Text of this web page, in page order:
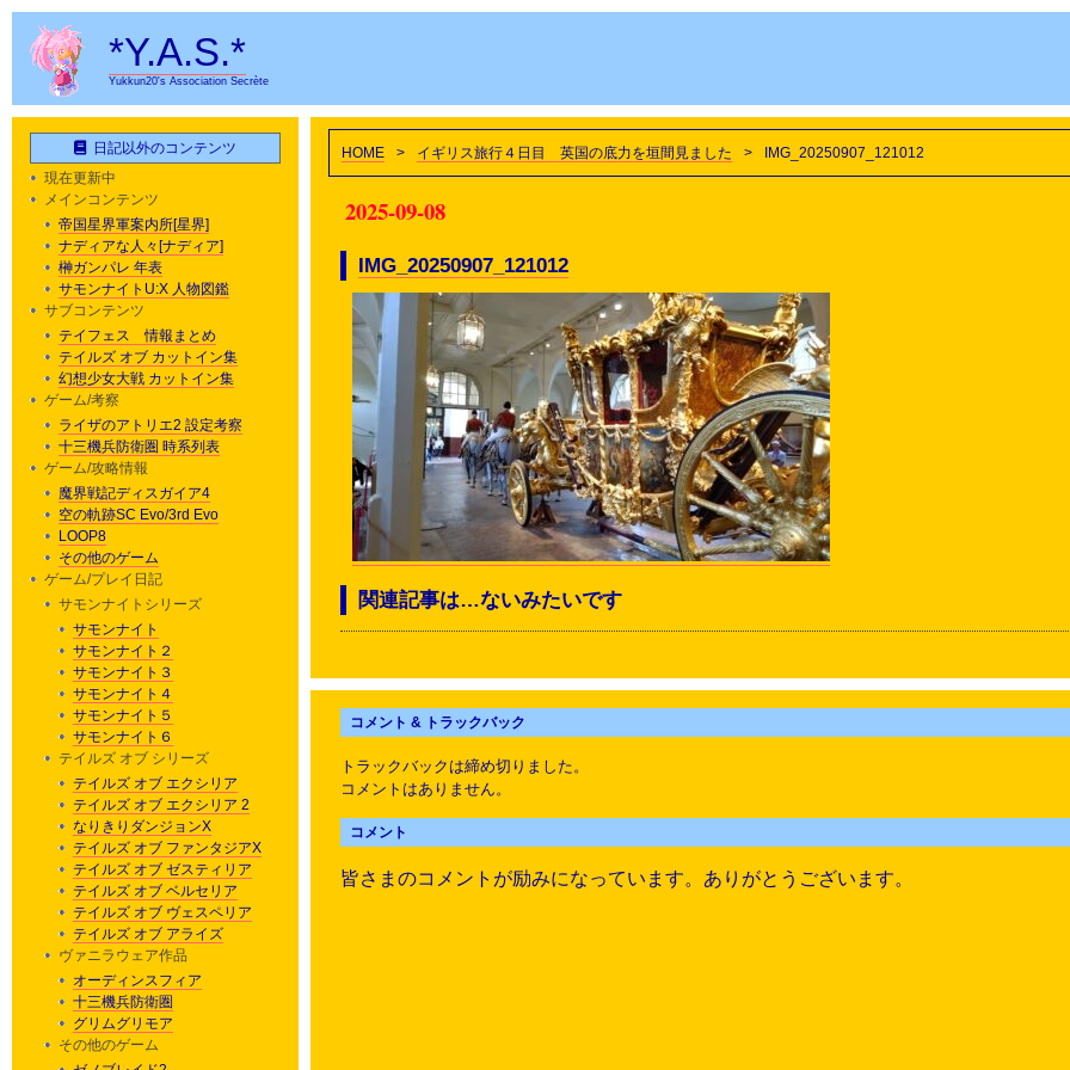
*Y.A.S.*
Yukkun20's Association Secrète
HOME > イギリス旅行４日目 英国の底力を垣間見ました > IMG_20250907_121012
2025-09-08
IMG_20250907_121012
関連記事は…ないみたいです
コメント & トラックバック
トラックバックは締め切りました。
コメントはありません。
コメント
皆さまのコメントが励みになっています。ありがとうございます。
日記以外のコンテンツ
現在更新中
メインコンテンツ
帝国星界軍案内所[星界]
ナディアな人々[ナディア]
榊ガンパレ 年表
サモンナイトU:X 人物図鑑
サブコンテンツ
テイフェス 情報まとめ
テイルズ オブ カットイン集
幻想少女大戦 カットイン集
ゲーム/考察
ライザのアトリエ2 設定考察
十三機兵防衛圏 時系列表
ゲーム/攻略情報
魔界戦記ディスガイア4
空の軌跡SC Evo/3rd Evo
LOOP8
その他のゲーム
ゲーム/プレイ日記
サモンナイトシリーズ
サモンナイト
サモンナイト２
サモンナイト３
サモンナイト４
サモンナイト５
サモンナイト６
テイルズ オブ シリーズ
テイルズ オブ エクシリア
テイルズ オブ エクシリア 2
なりきりダンジョンX
テイルズ オブ ファンタジアX
テイルズ オブ ゼスティリア
テイルズ オブ ベルセリア
テイルズ オブ ヴェスペリア
テイルズ オブ アライズ
ヴァニラウェア作品
オーディンスフィア
十三機兵防衛圏
グリムグリモア
その他のゲーム